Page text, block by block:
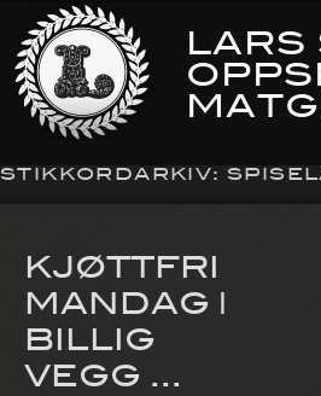
LARS
STIKKORDARKIV:
KJØTTFRI
MANDAG |
BILLIG
VEGG ...